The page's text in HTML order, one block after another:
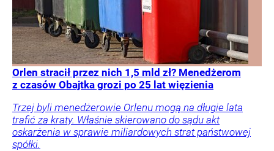
Orlen stracił przez nich 1,5 mld zł? Menedżerom
z czasów Obajtka grozi po 25 lat więzienia
Trzej byli menedżerowie Orlenu mogą na długie lata
trafić za kraty. Właśnie skierowano do sądu akt
oskarżenia w sprawie miliardowych strat państwowej
spółki.